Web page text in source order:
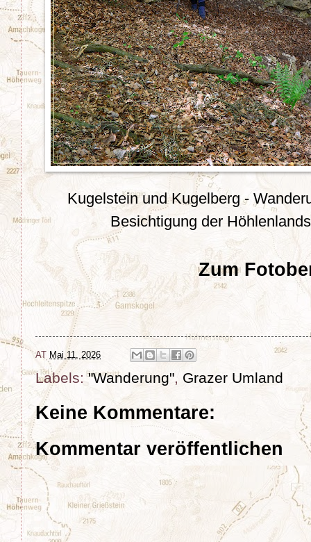
Kugelstein und Kugelberg -
Besichtigung der
Zum
AT Mai 11, 2026
Labels:"Wanderung", Grazer Umland
Keine Kommentare:
Kommentar veröffentlichen